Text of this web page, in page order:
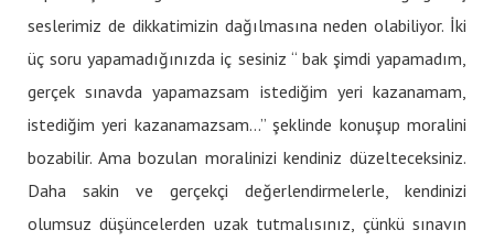
seslerimiz de dikkatimizin dağılmasına neden olabiliyor. İki
üç soru yapamadığınızda iç sesiniz “ bak şimdi yapamadım,
gerçek sınavda yapamazsam istediğim yeri kazanamam,
istediğim yeri kazanamazsam…” şeklinde konuşup moralini
bozabilir. Ama bozulan moralinizi kendiniz düzelteceksiniz.
Daha sakin ve gerçekçi değerlendirmelerle, kendinizi
olumsuz düşüncelerden uzak tutmalısınız, çünkü sınavın